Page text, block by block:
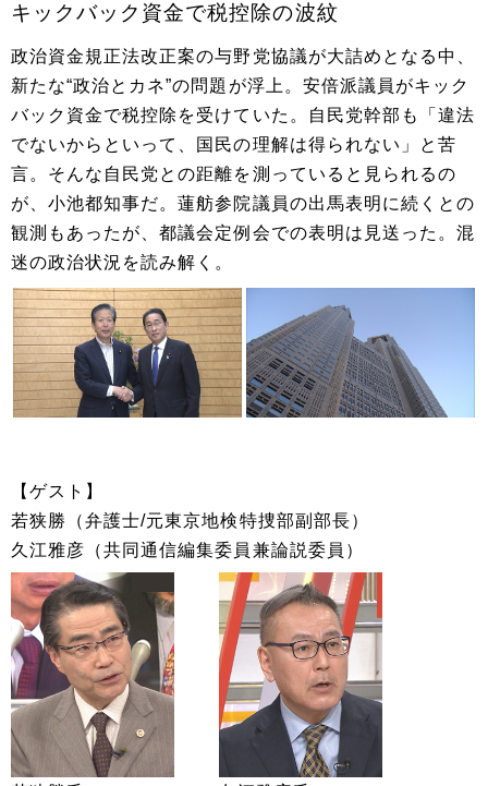
キックバック資金で税控除の波紋
政治資金規正法改正案の与野党協議が大詰めとなる中、
新たな“政治とカネ”の問題が浮上。安倍派議員がキック
バック資金で税控除を受けていた。自民党幹部も「違法
でないからといって、国民の理解は得られない」と苦
言。そんな自民党との距離を測っていると見られるの
が、小池都知事だ。蓮舫参院議員の出馬表明に続くとの
観測もあったが、都議会定例会での表明は見送った。混
迷の政治状況を読み解く。
【ゲスト】
若狭勝（弁護士/元東京地検特捜部副部長）
久江雅彦（共同通信編集委員兼論説委員）